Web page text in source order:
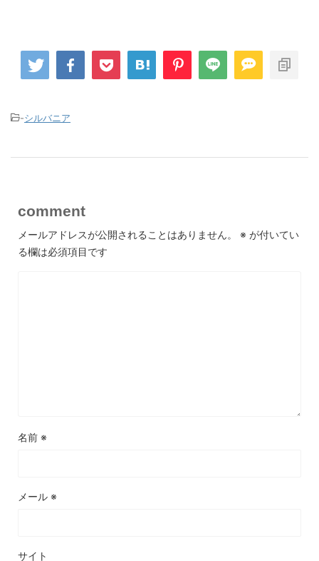
-シルバニア
comment
メールアドレスが公開されることはありません。 ※ が付いてい
る欄は必須項目です
名前 ※
メール ※
サイト